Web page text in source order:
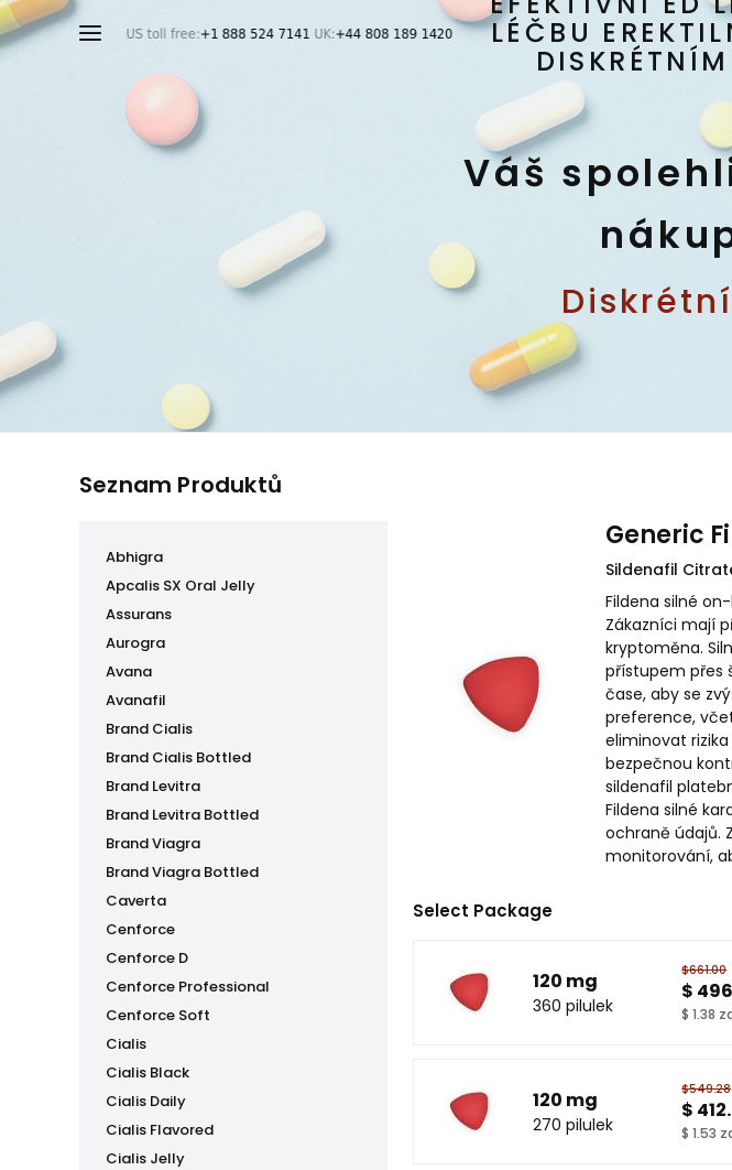
LÉČBU
Váš
Seznam Produktů
Abhigra
Apcalis SX Oral Jelly
Assurans
Aurogra
Avana
Avanafil
Brand Cialis
Brand Cialis Bottled
Brand Levitra
Brand Levitra Bottled
Brand Viagra
Brand Viagra Bottled
Caverta
Cenforce
Cenforce D
Cenforce Professional
Cenforce Soft
Cialis
Cialis Black
Cialis Daily
Cialis Flavored
Cialis Jelly
Generic
Sildenafil
Fildena silné
Zákazníci mají
kryptoměna.
přístupem přes
čase, aby se
preference,
eliminovat
bezpečnou
sildenafil
Fildena silné
ochraně údajů.
monitorování,
Select Package
120 mg
360 pilulek
$661.00
$
$ 1.38
120 mg
270 pilulek
$549.28
$
$ 1.53